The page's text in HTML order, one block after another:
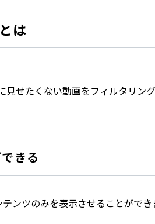
は
せたくない動画をフィルタリン
きる
ンツのみを表示させることがで